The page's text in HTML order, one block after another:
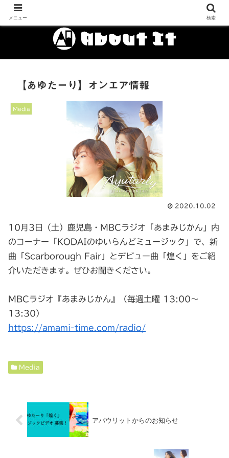
【あゆたーり】オンエア情報
Media
2020.10.02
10月3日（土）鹿児島・MBCラジオ「あまみじかん」内
のコーナー「KODAIのゆいらんどミュージック」で、新
曲「Scarborough Fair」とデビュー曲「煌く」をご紹
介いただきます。ぜひお聞きください。
MBCラジオ『あまみじかん』（毎週土曜 13:00～
13:30）
https://amami-time.com/radio/
Media
アバウリットからのお知らせ
メニュー 検索